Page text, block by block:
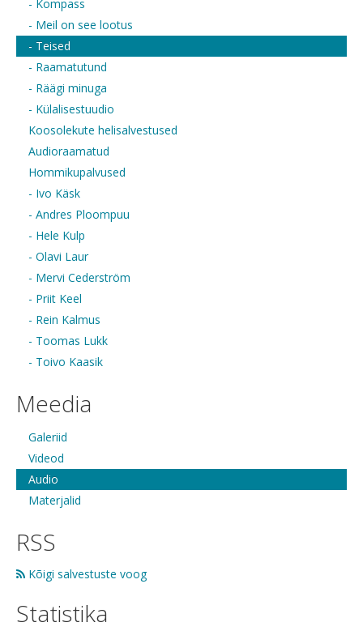
- Kompass
- Meil on see lootus
- Teised
- Raamatutund
- Räägi minuga
- Külalisestuudio
Koosolekute helisalvestused
Audioraamatud
Hommikupalvused
- Ivo Käsk
- Andres Ploompuu
- Hele Kulp
- Olavi Laur
- Mervi Cederström
- Priit Keel
- Rein Kalmus
- Toomas Lukk
- Toivo Kaasik
Meedia
Galeriid
Videod
Audio
Materjalid
RSS
Kõigi salvestuste voog
Statistika